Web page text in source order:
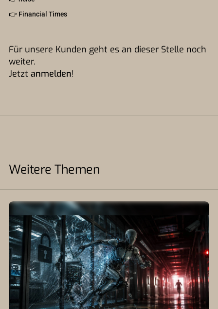
👉 Financial Times
Für unsere Kunden geht es an dieser Stelle noch
weiter.
Jetzt anmelden!
Weitere Themen